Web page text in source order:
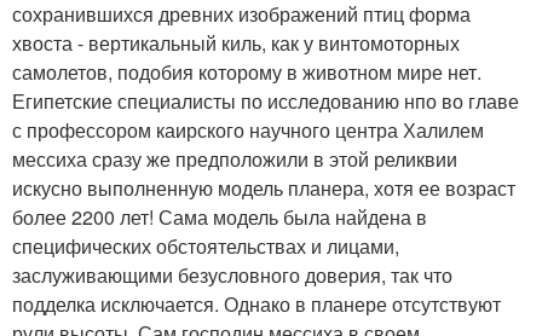
сохранившихся древних изображений птиц форма
хвоста - вертикальный киль, как у винтомоторных
самолетов, подобия которому в животном мире нет.
Египетские специалисты по исследованию нпо во главе
с профессором каирского научного центра Халилем
мессиха сразу же предположили в этой реликвии
искусно выполненную модель планера, хотя ее возраст
более 2200 лет! Сама модель была найдена в
специфических обстоятельствах и лицами,
заслуживающими безусловного доверия, так что
подделка исключается. Однако в планере отсутствуют